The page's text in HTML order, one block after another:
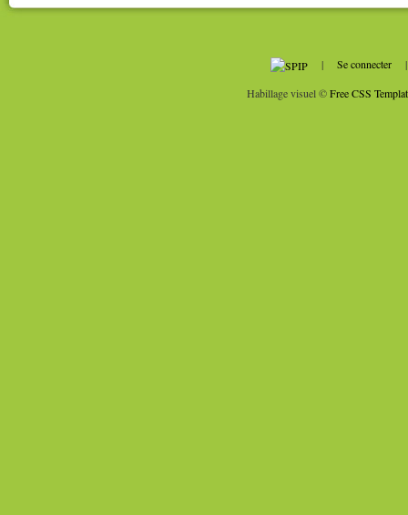
| Se connecter
Habillage visuel ©Free CSS